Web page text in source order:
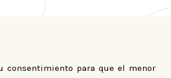
consentimiento para que el menor